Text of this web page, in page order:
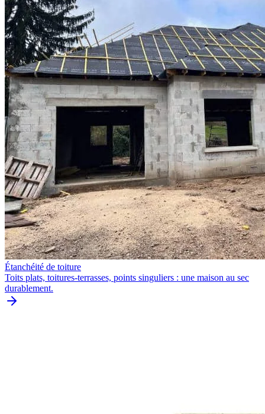
Étanchéité de toiture
Toits plats, toitures-terrasses, points singuliers : une maison au sec
durablement.